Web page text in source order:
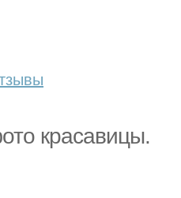
красавицы.